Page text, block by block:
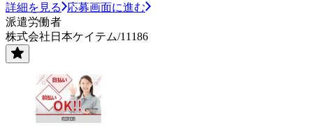
詳細を見る
応募画面に進む
派遣労働者
株式会社日本ケイテム/11186